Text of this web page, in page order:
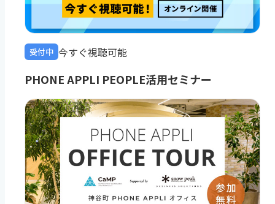
受付中 今すぐ視聴可能
PHONE APPLI PEOPLE活用セミナー